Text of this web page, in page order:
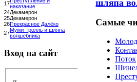
17наказание
24Декамерон
25Декамерон
26Прекрасное Далёко
27Муми-тролль и шляпа
волшебника
Вход на сайт
шляпа
Самые
Поток